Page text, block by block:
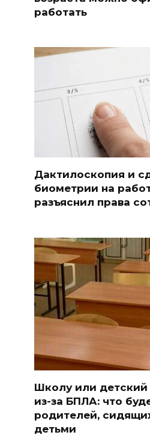
работать
Дактилоскопия и
биометрии на
разъяснил права
Школу или детский
из-за БПЛА: что
родителей,
детьми